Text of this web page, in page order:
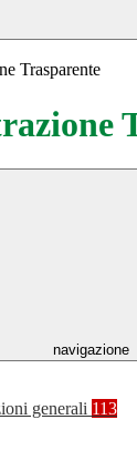
Trasparente
navigazione
generali 113